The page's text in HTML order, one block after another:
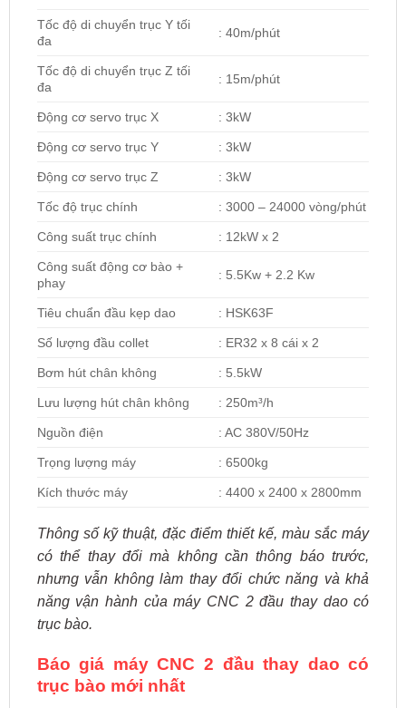
Tốc độ di chuyển trục Y tối
đa
: 40m/phút
Tốc độ di chuyển trục Z tối
đa
: 15m/phút
Động cơ servo trục X : 3kW
Động cơ servo trục Y : 3kW
Động cơ servo trục Z : 3kW
Tốc độ trục chính : 3000 – 24000 vòng/phút
Công suất trục chính : 12kW x 2
Công suất động cơ bào +
phay
: 5.5Kw + 2.2 Kw
Tiêu chuẩn đầu kẹp dao : HSK63F
Số lượng đầu collet : ER32 x 8 cái x 2
Bơm hút chân không : 5.5kW
Lưu lượng hút chân không : 250m³/h
Nguồn điện : AC 380V/50Hz
Trọng lượng máy : 6500kg
Kích thước máy : 4400 x 2400 x 2800mm
Thông số kỹ thuật, đặc điểm thiết kế, màu sắc máy
có thể thay đổi mà không cần thông báo trước,
nhưng vẫn không làm thay đổi chức năng và khả
năng vận hành của máy CNC 2 đầu thay dao có
trục bào.
Báo giá máy CNC 2 đầu thay dao có
trục bào mới nhất